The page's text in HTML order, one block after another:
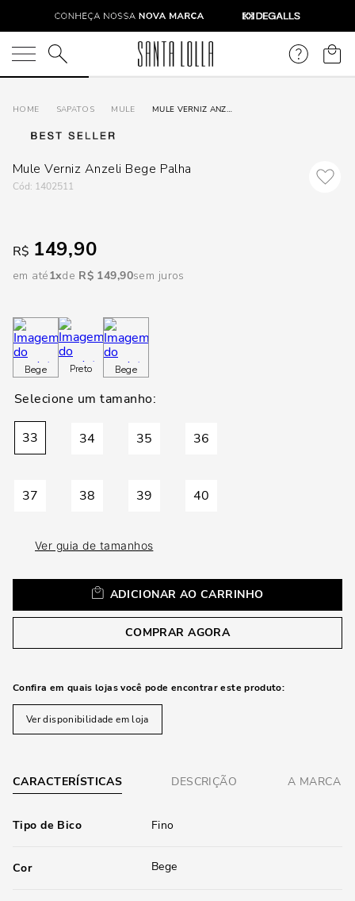
O que você está procurando?
SAPATOS MULE MULE VERNIZ ANZELI BEGE PALHA
Mule Verniz Anzeli Bege Palha
: 1402511
R$ 149,90
em até1 R$ 149,90sem juros
Bege Preto Bege
33 34 35 36
37 38 39 40
Ver guia de tamanhos
ADICIONAR AO CARRINHO
COMPRAR AGORA
Confira em quais lojas você pode encontrar este produto:
Ver disponibilidade em loja
CARACTERÍSTICAS DESCRIÇÃO A MARCA
Tipo de Bico Fino
Cor Bege